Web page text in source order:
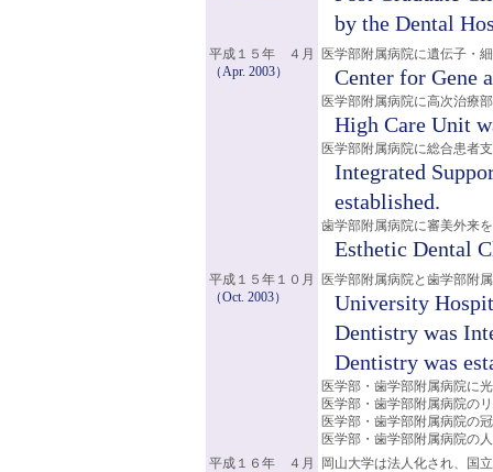
by the Dental
平成１５年 ４月
（Apr. 2003）
医学部附属病院に遺伝子・
Center for Gene
医学部附属病院に高次治療
High Care Unit
医学部附属病院に総合患者
Integrated
established.
歯学部附属病院に審美外来
Esthetic Dental
平成１５年１０月
（Oct. 2003）
医学部附属病院と歯学部附
University
Dentistry was
Dentistry was
医学部・歯学部附属病院に
医学部・歯学部附属病院の
医学部・歯学部附属病院の
医学部・歯学部附属病院の
平成１６年 ４月
岡山大学は法人化され、国